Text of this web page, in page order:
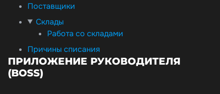
Поставщики
Склады
Работа со складами
Причины списания
ПРИЛОЖЕНИЕ РУКОВОДИТЕЛЯ
(BOSS)